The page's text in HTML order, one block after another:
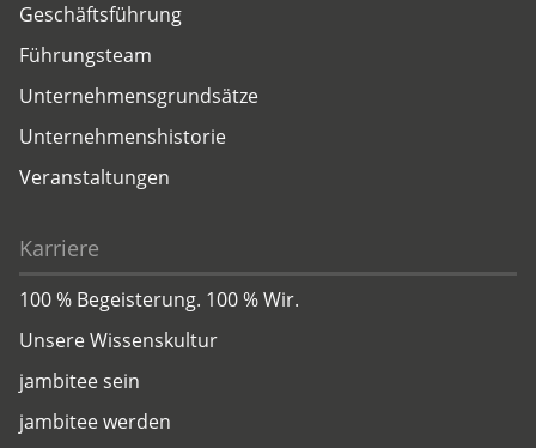
Geschäftsführung
Führungsteam
Unternehmensgrundsätze
Unternehmenshistorie
Veranstaltungen
Karriere
100 % Begeisterung. 100 % Wir.
Unsere Wissenskultur
jambitee sein
jambitee werden